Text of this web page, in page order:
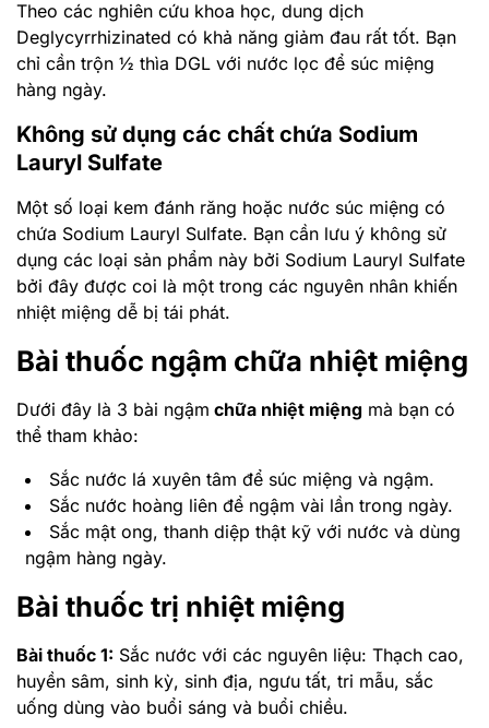
Bài thuốc ngậm chữa nhiệt miệng
Dưới đây là 3 bài ngậmchữa nhiệt miệngmà bạn có
thể tham khảo:
Sắc nước lá xuyên tâm để súc miệng và ngậm.
Sắc nước hoàng liên để ngậm vài lần trong ngày.
ngậm hàng ngày.
Bài thuốc trị nhiệt miệng
Bài thuốc 1: Sắc nước với các nguyên liệu: Thạch cao,
uống dùng vào buổi sáng và buổi chiều.
Bài thuốc 2: Dùng nước sắc từ ngân hoa, liên kiều, tri
mẫu, hoàng bá, sinh địa, huyền sâm, lá tía tô, bạch
cát căn, cỏ mực, trần bì.
Bài thuốc 3: Uống mỗi ngày 3 lần nước sắc hoàng
cầm, chi tử, liên kiều, đương quy, thục địa, rau má,
anh, sài đất, cam thảo đất.
Những món ăn giúp trị nhiệt
miệng